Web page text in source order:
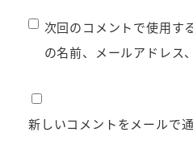
次回のコメントで使用す
の名前、メールアドレス
新しいコメントをメールで